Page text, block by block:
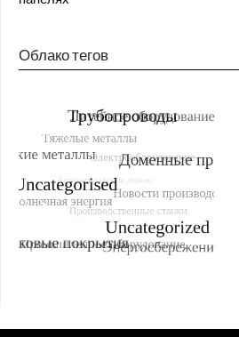
Облако тегов